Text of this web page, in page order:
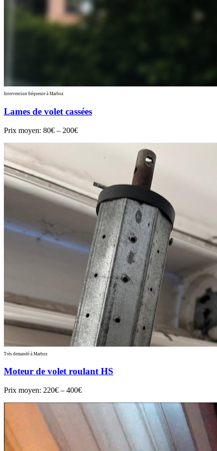
Intervention fréquente à Marboz
Lames de volet cassées
Prix moyen: 80€ – 200€
Très demandé à Marboz
Moteur de volet roulant HS
Prix moyen: 220€ – 400€